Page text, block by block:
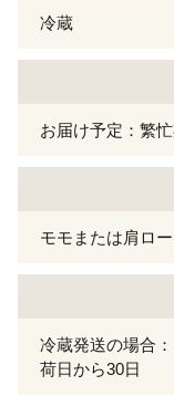
冷蔵
お届け予定：繁
モモまたは肩ロ
冷蔵発送の場合
荷日から30日